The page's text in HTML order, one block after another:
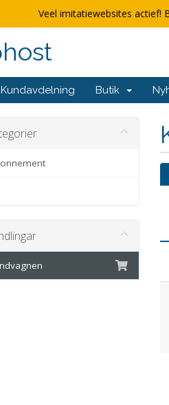
Veel imitatiewebsites actief!
Butik